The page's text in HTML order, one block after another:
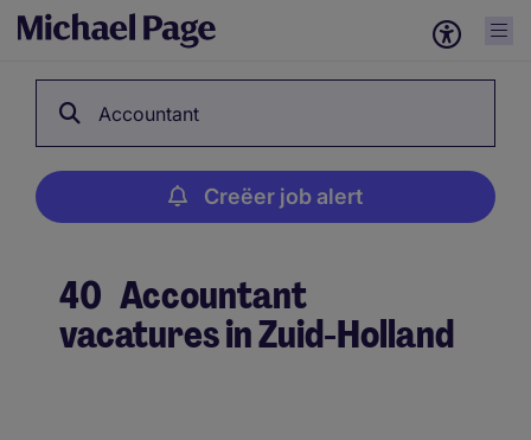
Accountant
Creëer job alert
40 Accountant
vacatures in Zuid-Holland